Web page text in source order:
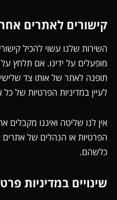
קישורים לאתרים
השירות שלנו עשוי להכיל
מופעלים על ידינו. אם תלחץ
תופנה לאתר של אותו צד
לעיין במדיניות הפרטיות של
אין לנו שליטה ואיננו מקבלים
הפרטיות או הנהלים של אתרים
כלשהם.
שינויים במדיניות